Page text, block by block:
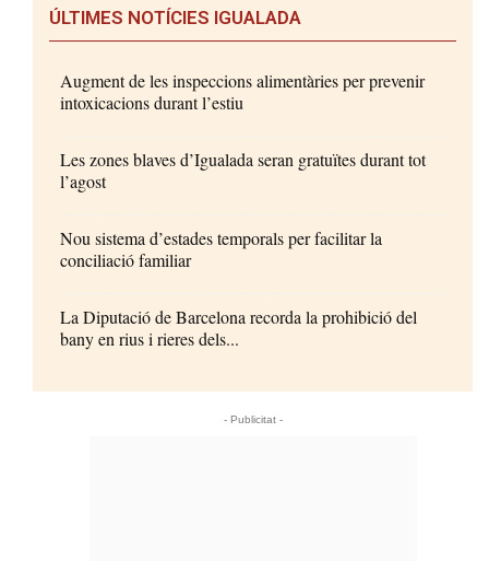
ÚLTIMES NOTÍCIES IGUALADA
Augment de les inspeccions alimentàries per prevenir
intoxicacions durant l’estiu
Les zones blaves d’Igualada seran gratuïtes durant tot
l’agost
Nou sistema d’estades temporals per facilitar la
conciliació familiar
La Diputació de Barcelona recorda la prohibició del
bany en rius i rieres dels...
- Publicitat -